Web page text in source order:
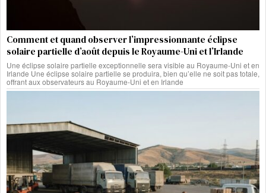
Comment et quand observer l’impressionnante éclipse
solaire partielle d’août depuis le Royaume-Uni et l’Irlande
Une éclipse solaire partielle exceptionnelle sera visible au Royaume-Uni et en
Irlande Une éclipse solaire partielle se produira, bien qu’elle ne soit pas totale,
offrant aux observateurs au Royaume-Uni et en Irlande